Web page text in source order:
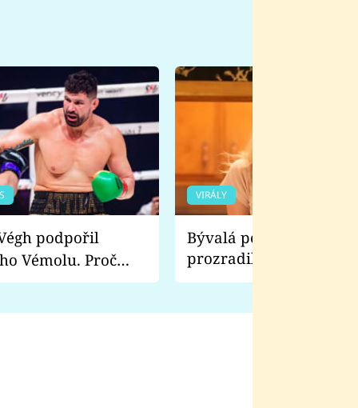
Vémolu. Proč
zápasit s ním než
VIRÁLY
Bývalá pornoherečka
prozradila, co ji
natáčení Euforie.